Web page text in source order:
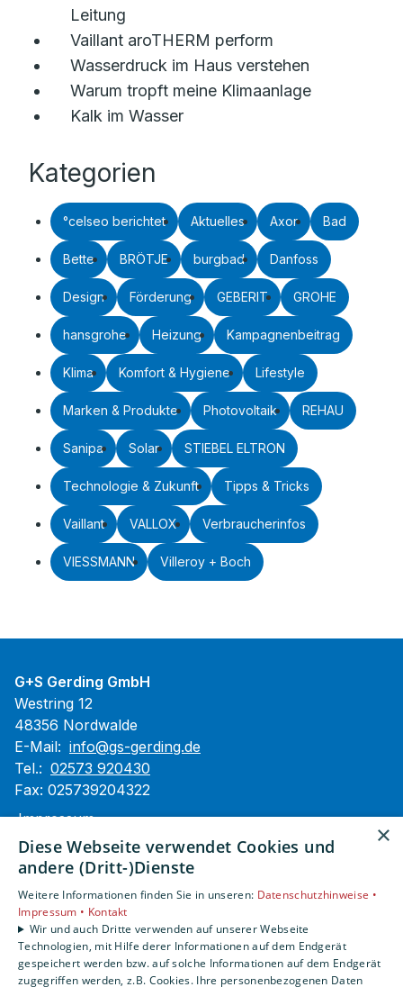
Leitung
Vaillant aroTHERM perform
Wasserdruck im Haus verstehen
Warum tropft meine Klimaanlage
Kalk im Wasser
Kategorien
°celseo berichtet Aktuelles Axor Bad
Bette BRÖTJE burgbad Danfoss
Design Förderung GEBERIT GROHE
hansgrohe Heizung Kampagnenbeitrag
Klima Komfort & Hygiene Lifestyle
Marken & Produkte Photovoltaik REHAU
Sanipa Solar STIEBEL ELTRON
Technologie & Zukunft Tipps & Tricks
Vaillant VALLOX Verbraucherinfos
VIESSMANN Villeroy + Boch
G+S Gerding GmbH
Westring 12
48356 Nordwalde
E-Mail: info@gs-gerding.de
Tel.: 02573 920430
Fax: 025739204322
Impressum
Barrierefreiheitserklärung
Datenschutzerklärung
Unsere Bereiche
Privatkunden
Gewerbekunden
×
Diese Webseite verwendet Cookies und
andere (Dritt-)Dienste
Weitere Informationen finden Sie in unseren: Datenschutzhinweise •
Impressum • Kontakt
Wir und auch Dritte verwenden auf unserer Webseite
Technologien, mit Hilfe derer Informationen auf dem Endgerät
gespeichert werden bzw. auf solche Informationen auf dem Endgerät
zugegriffen werden, z.B. Cookies. Ihre personenbezogenen Daten